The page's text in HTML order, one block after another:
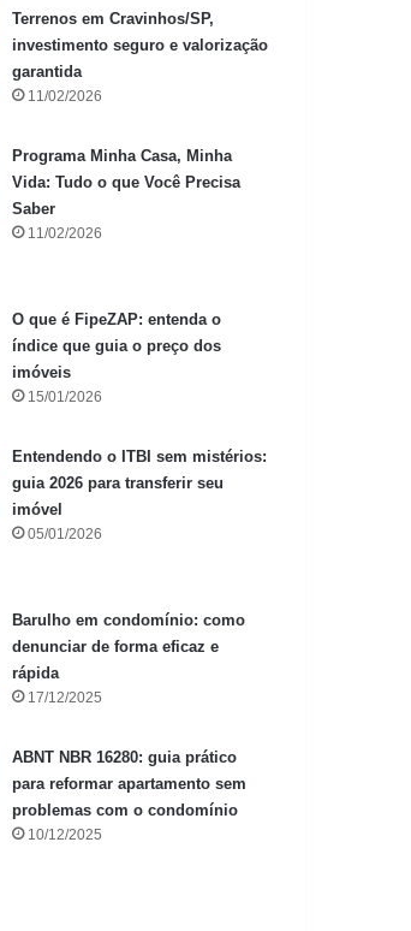
Terrenos em Cravinhos/SP,
investimento seguro e valorização
garantida
11/02/2026
Programa Minha Casa, Minha
Vida: Tudo o que Você Precisa
Saber
11/02/2026
O que é FipeZAP: entenda o
índice que guia o preço dos
imóveis
15/01/2026
Entendendo o ITBI sem mistérios:
guia 2026 para transferir seu
imóvel
05/01/2026
Barulho em condomínio: como
denunciar de forma eficaz e
rápida
17/12/2025
ABNT NBR 16280: guia prático
para reformar apartamento sem
problemas com o condomínio
10/12/2025